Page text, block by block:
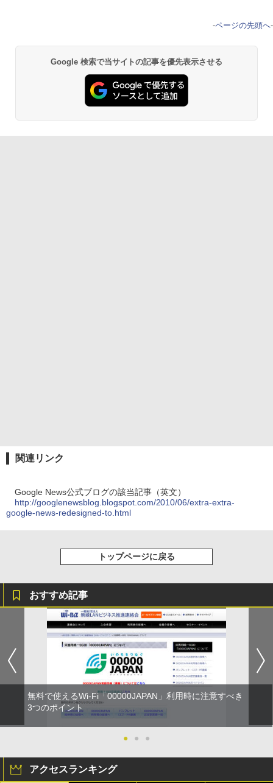
-ページの先頭へ-
Google 検索で当サイトの記事を優先表示させる
関連リンク
Google News公式ブログの該当記事（英文）
http://googlenewsblog.blogspot.com/2010/06/extra-extra-
google-news-redesigned-to.html
トップページに戻る
おすすめ記事
無料で使えるWi-Fi「00000JAPAN」利用時に注意すべき
3つのポイント
● ● ●
アクセスランキング